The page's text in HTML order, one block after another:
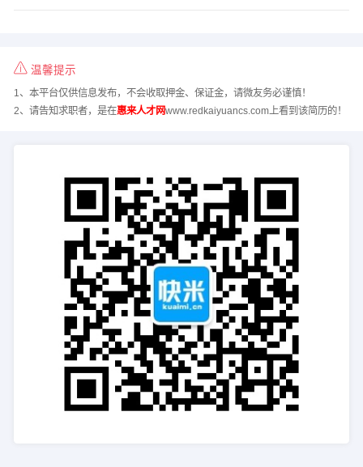
温馨提示
1、本平台仅供信息发布，不会收取押金、保证金，请微友务必谨慎！
2、请告知求职者，是在惠来人才网www.redkaiyuancs.com上看到该简历的！